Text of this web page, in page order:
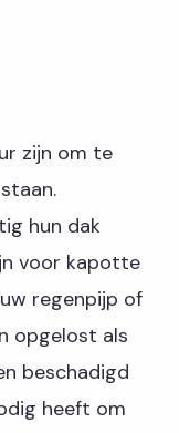
zijn om te
hun dak
voor kapotte
regenpijp of
opgelost als
beschadigd
heeft om